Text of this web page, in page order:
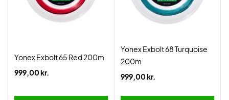
Yonex Exbolt 65 Red 200m
999,00 kr.
Yonex Exbolt 68 Turquoise
200m
999,00 kr.